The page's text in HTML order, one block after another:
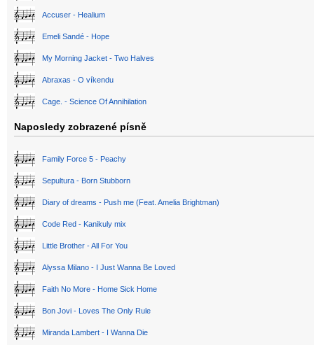
Accuser - Healium
Emeli Sandé - Hope
My Morning Jacket - Two Halves
Abraxas - O víkendu
Cage. - Science Of Annihilation
Naposledy zobrazené písně
Family Force 5 - Peachy
Sepultura - Born Stubborn
Diary of dreams - Push me (Feat. Amelia Brightman)
Code Red - Kanikuly mix
Little Brother - All For You
Alyssa Milano - I Just Wanna Be Loved
Faith No More - Home Sick Home
Bon Jovi - Loves The Only Rule
Miranda Lambert - I Wanna Die